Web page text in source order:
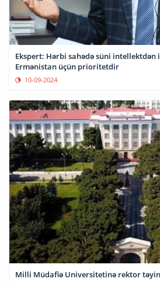
Ekspert: Hərbi sahədə süni
Ermənistan üçün prioritetdir
10-09-2024
Milli Müdafiə Universitetinə rektor